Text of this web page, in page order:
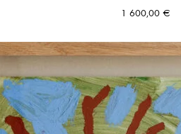
1 600,00 €